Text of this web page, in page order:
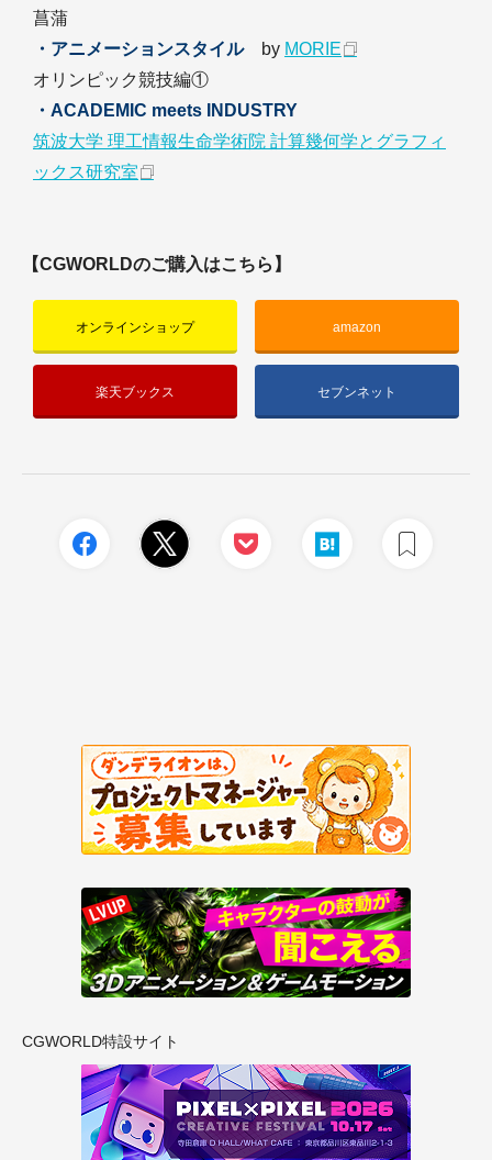
菖蒲
・アニメーションスタイルby MORIE
オリンピック競技編①
・ACADEMIC meets INDUSTRY
筑波大学 理工情報生命学術院 計算幾何学とグラフィ
ックス研究室
【CGWORLDのご購入はこちら】
オンラインショップ amazon
楽天ブックス セブンネット
CGWORLD特設サイト